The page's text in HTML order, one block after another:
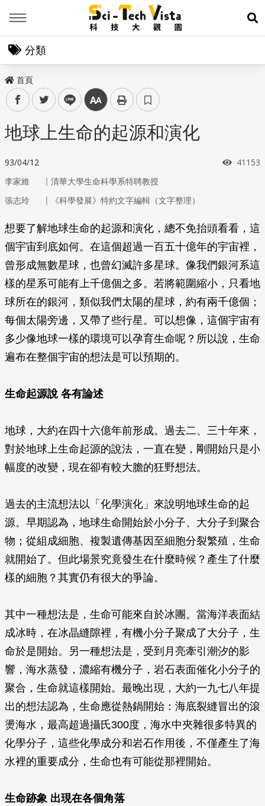
展
分類
首頁
facebooktwitter line 中
地球上生命的起源和演化
93/04/12 瀏覽次
41153
李家維 ｜ 清華大學生命科學系特聘教授
張志玲
｜ 《科學發展》特約文字編輯（文字整理）
想要了解地球生命的起源和演化，總不免抬頭看看，這
個宇宙到底如何。在這個超過一百五十億年的宇宙裡，
曾形成無數星球，也曾幻滅許多星球。像我們銀河系這
樣的星系可能有上千億個之多。若將範圍縮小，只看地
球所在的銀河，類似我們太陽的星球，約有兩千億個；
每個太陽旁邊，又帶了些行星。可以想像，這個宇宙有
多少像地球一樣的環境可以孕育生命呢？所以說，生命
遍布在整個宇宙的想法是可以預期的。
生命起源說 各有論述
地球，大約在四十六億年前形成。過去二、三十年來，
對於地球上生命起源的說法，一直在變，剛開始只是小
幅度的改變，現在卻有較大膽的狂野想法。
過去的主流想法以「化學演化」來說明地球生命的起
源。早期認為，地球生命開始於小分子、大分子到聚合
物；從組成細胞、複製遺傳基因至細胞分裂繁殖，生命
就開始了。但此場景究竟發生在什麼時候？產生了什麼
樣的細胞？其實仍有很大的爭論。
其中一種想法是，生命可能來自於冰團。當海洋表面結
成冰時，在冰晶縫隙裡，有機小分子聚成了大分子，生
命於是開始。另一種想法是，受到月亮牽引潮汐的影
響，海水蒸發，濃縮有機分子，岩石表面催化小分子的
聚合，生命就這樣開始。最晚出現，大約一九七八年提
出的想法認為，生命應從熱鍋開始：海底裂縫冒出的滾
燙海水，最高超過攝氏300度，海水中夾雜很多特異的
化學分子，這些化學成分和岩石作用後，不僅產生了海
水裡的重要成分，生命也有可能從那裡開始。
生命跡象 出現在各個角落